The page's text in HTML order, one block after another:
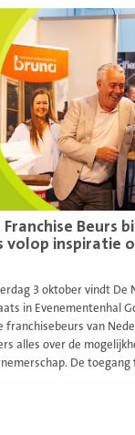
Beurs
volop inspiratie
3 oktober vindt De
in Evenementenhal
franchisebeurs van
alles over de
De toegang